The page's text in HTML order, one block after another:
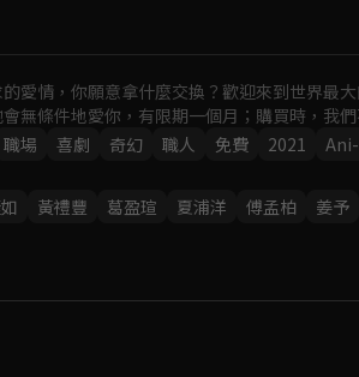
Play
愛情，你願意拿什麼交換？歡迎來到世界
無條件地愛你，有限期一個月；購買時，我
職場 喜劇 奇幻 職人 免費 2021
黃禮豐 葛盈瑄 夏浦洋 傅孟柏 姜予